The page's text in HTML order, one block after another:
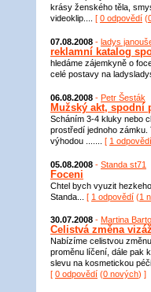
krásy ženského těla,
videoklip.... [ 0 odpovědí (
07.08.2008 - ladys
reklamní katalog
hledáme zájemkyně o
celé postavy na
06.08.2008 - Petr Šesták
Mužský akt, spodní
Scháním 3-4 kluky nebo
prostředí jednoho
výhodou ....... [ 1 odpovědí
05.08.2008 - Standa st71
Foceni
Chtel bych vyuzit
Standa... [ 1 odpovědí (1
30.07.2008 - Martina
Celistvá změna
Nabízíme celistvou
proměnu líčení, dále pak
slevu na kosmetickou
[ 0 odpovědí (0 nových) ]